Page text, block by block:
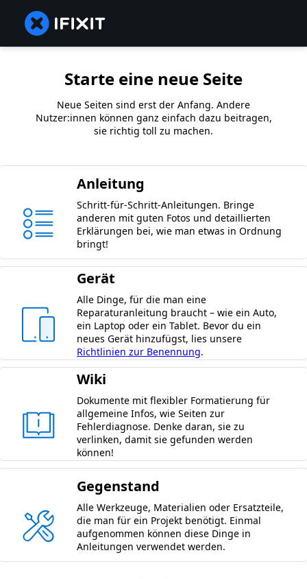
Starte eine neue Seite
Neue Seiten sind erst der Anfang. Andere
Nutzer:innen können ganz einfach dazu beitragen,
sie richtig toll zu machen.
Anleitung
Schritt-für-Schritt-Anleitungen. Bringe
anderen mit guten Fotos und detaillierten
Erklärungen bei, wie man etwas in Ordnung
bringt!
Gerät
Alle Dinge, für die man eine
Reparaturanleitung braucht – wie ein Auto,
ein Laptop oder ein Tablet. Bevor du ein
neues Gerät hinzufügst, lies unsere
Richtlinien zur Benennung.
Wiki
Dokumente mit flexibler Formatierung für
allgemeine Infos, wie Seiten zur
Fehlerdiagnose. Denke daran, sie zu
verlinken, damit sie gefunden werden
können!
Gegenstand
Alle Werkzeuge, Materialien oder Ersatzteile,
die man für ein Projekt benötigt. Einmal
aufgenommen können diese Dinge in
Anleitungen verwendet werden.